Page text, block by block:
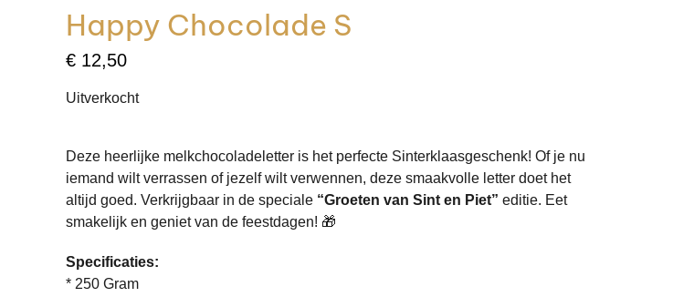
Happy Chocolade S
€ 12,50
Uitverkocht
Deze heerlijke melkchocoladeletter is het perfecte Sinterklaasgeschenk! Of je nu
iemand wilt verrassen of jezelf wilt verwennen, deze smaakvolle letter doet het
altijd goed. Verkrijgbaar in de speciale “Groeten van Sint en Piet” editie. Eet
smakelijk en geniet van de feestdagen! 🎁
Specificaties:
* 250 Gram